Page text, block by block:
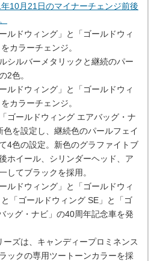
10月21日のマイナーチェンジ前後
ルドウィング」と「ゴールドウィ
カラーチェンジ。
シルバーメタリックと継続のパー
2色。
ルドウィング」と「ゴールドウィ
カラーチェンジ。
ゴールドウィング エアバッグ・ナ
を設定し、継続色のパールフェイ
4色の設定。新色のグラファイトブ
ホイール、シリンダーヘッド、ア
してブラックを採用。
ルドウィング」と「ゴールドウィ
「ゴールドウィング SE」と「ゴ
ッグ・ナビ」の40周年記念車を発
ーズは、キャンディープロミネンス
ックの専用ツートーンカラーを採